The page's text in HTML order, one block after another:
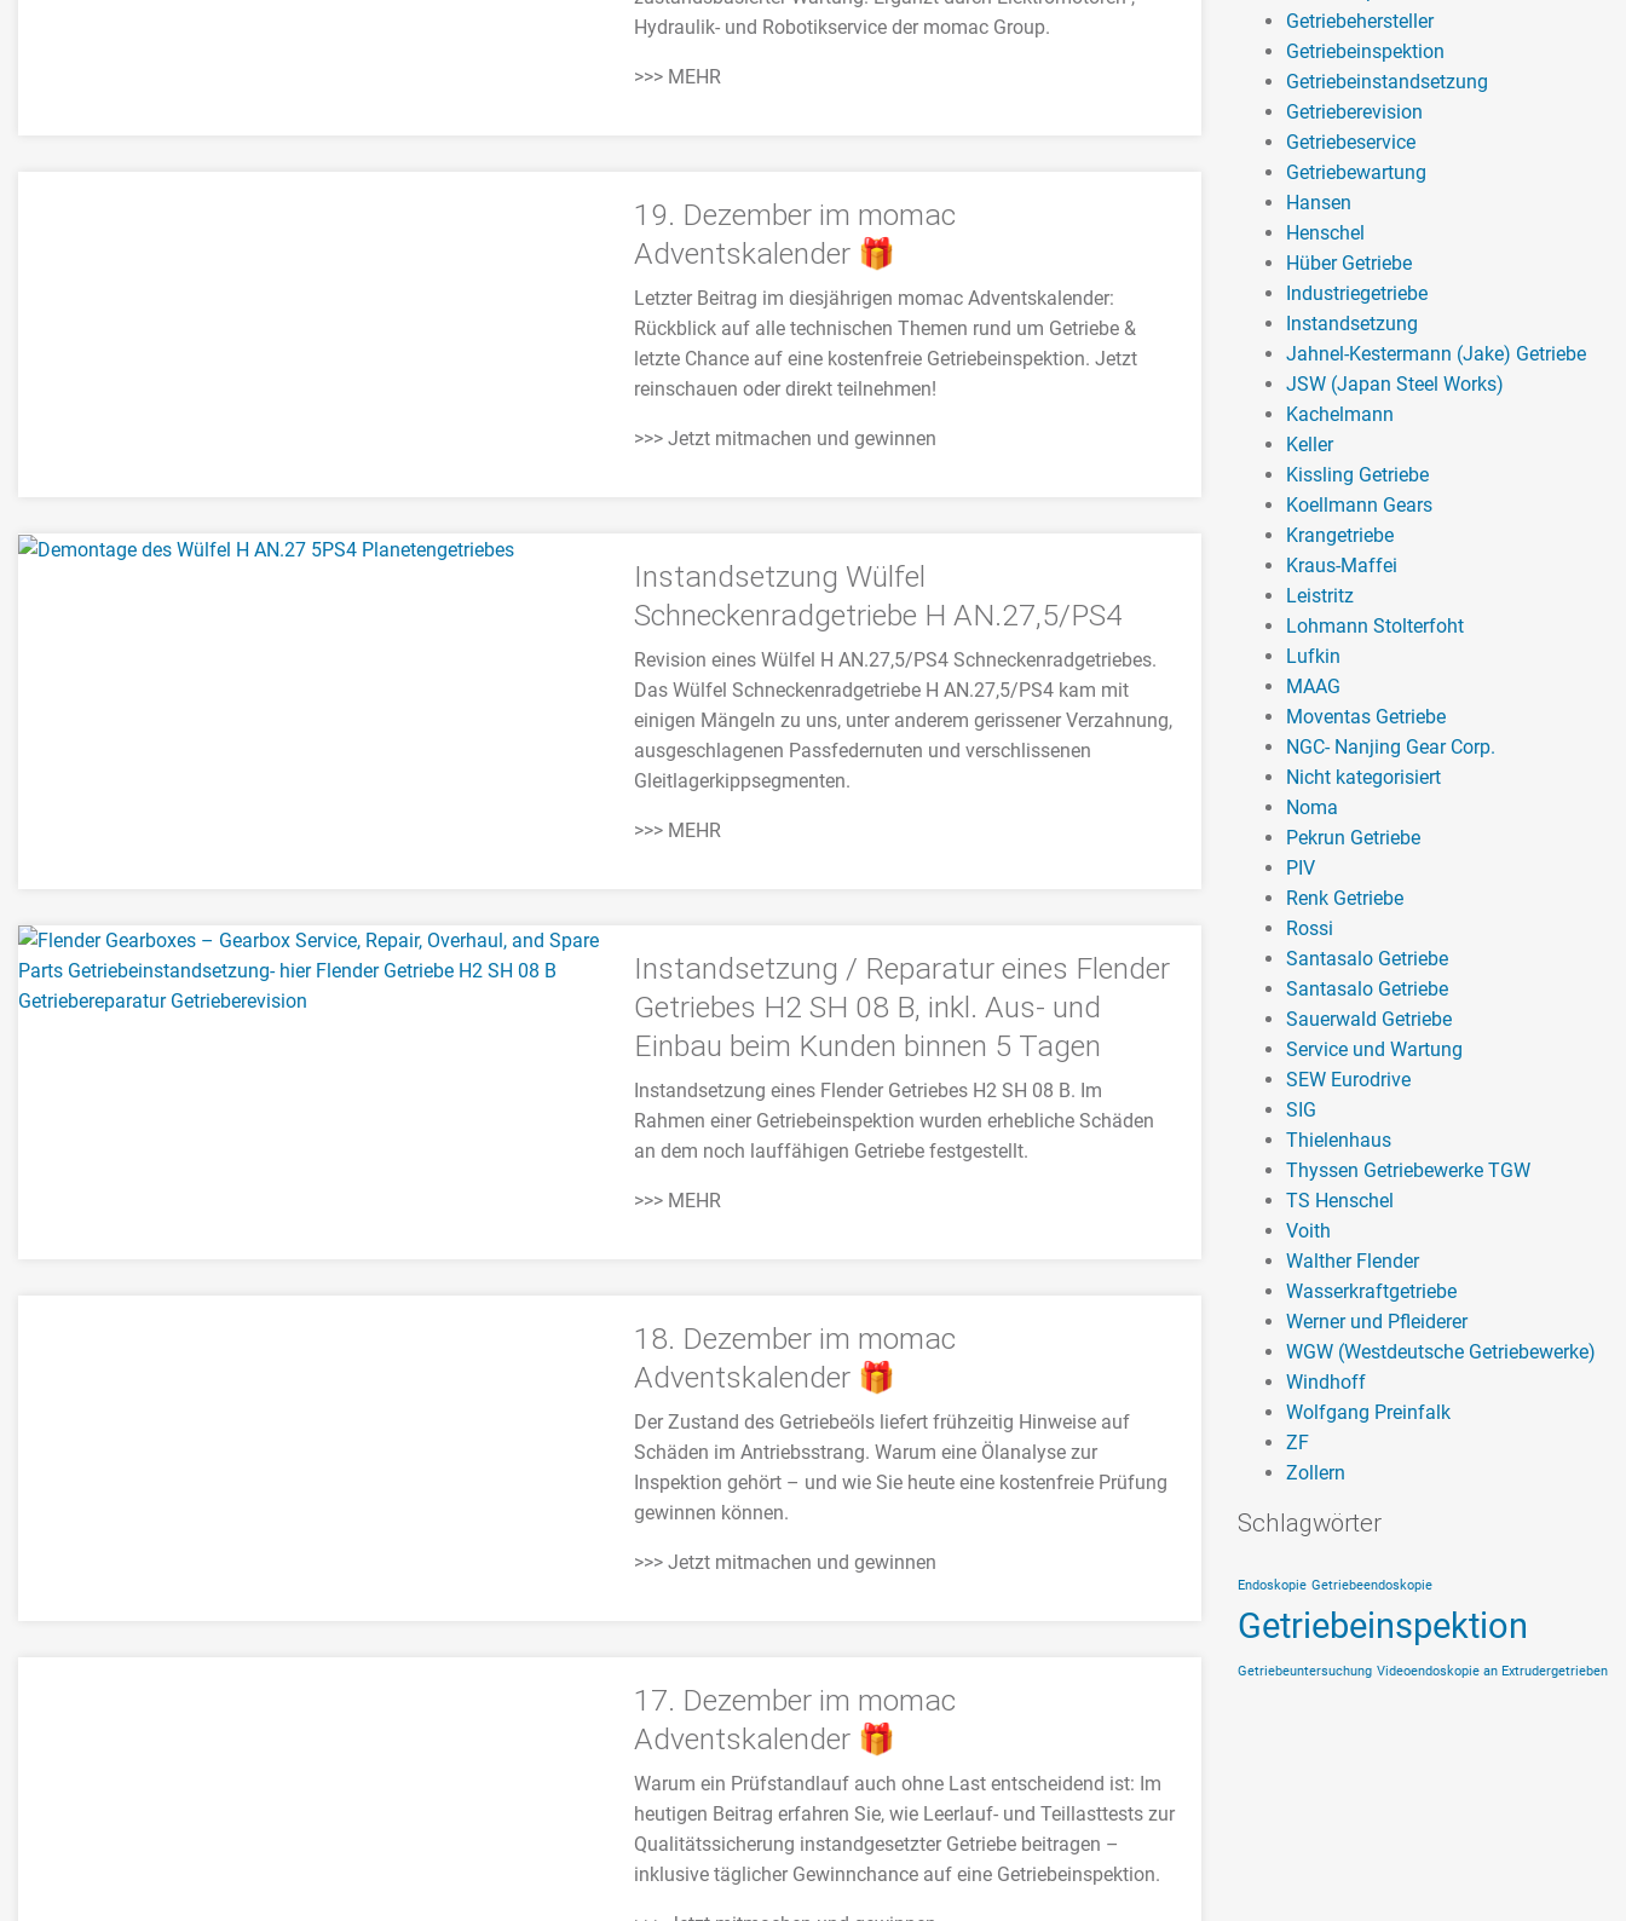
Hydraulik- und Robotikservice der momac Group.
>>> MEHR
19. Dezember im momac
Adventskalender 🎁
Letzter Beitrag im diesjährigen momac Adventskalender:
Rückblick auf alle technischen Themen rund um Getriebe &
letzte Chance auf eine kostenfreie Getriebeinspektion. Jetzt
reinschauen oder direkt teilnehmen!
>>> Jetzt mitmachen und gewinnen
Instandsetzung Wülfel
Schneckenradgetriebe H AN.27,5/PS4
Revision eines Wülfel H AN.27,5/PS4 Schneckenradgetriebes.
Das Wülfel Schneckenradgetriebe H AN.27,5/PS4 kam mit
einigen Mängeln zu uns, unter anderem gerissener Verzahnung,
ausgeschlagenen Passfedernuten und verschlissenen
Gleitlagerkippsegmenten.
>>> MEHR
Instandsetzung / Reparatur eines Flender
Getriebes H2 SH 08 B, inkl. Aus- und
Einbau beim Kunden binnen 5 Tagen
Instandsetzung eines Flender Getriebes H2 SH 08 B. Im
Rahmen einer Getriebeinspektion wurden erhebliche Schäden
an dem noch lauffähigen Getriebe festgestellt.
>>> MEHR
18. Dezember im momac
Adventskalender 🎁
Der Zustand des Getriebeöls liefert frühzeitig Hinweise auf
Schäden im Antriebsstrang. Warum eine Ölanalyse zur
Inspektion gehört – und wie Sie heute eine kostenfreie Prüfung
gewinnen können.
>>> Jetzt mitmachen und gewinnen
17. Dezember im momac
Adventskalender 🎁
Warum ein Prüfstandlauf auch ohne Last entscheidend ist: Im
heutigen Beitrag erfahren Sie, wie Leerlauf- und Teillasttests zur
Qualitätssicherung instandgesetzter Getriebe beitragen –
inklusive täglicher Gewinnchance auf eine Getriebeinspektion.
Getriebehersteller
Getriebeinspektion
Getriebeinstandsetzung
Getrieberevision
Getriebeservice
Getriebewartung
Hansen
Henschel
Hüber Getriebe
Industriegetriebe
Instandsetzung
Jahnel-Kestermann (Jake) Getriebe
JSW (Japan Steel Works)
Kachelmann
Keller
Kissling Getriebe
Koellmann Gears
Krangetriebe
Kraus-Maffei
Leistritz
Lohmann Stolterfoht
Lufkin
MAAG
Moventas Getriebe
NGC- Nanjing Gear Corp.
Nicht kategorisiert
Noma
Pekrun Getriebe
PIV
Renk Getriebe
Rossi
Santasalo Getriebe
Santasalo Getriebe
Sauerwald Getriebe
Service und Wartung
SEW Eurodrive
SIG
Thielenhaus
Thyssen Getriebewerke TGW
TS Henschel
Voith
Walther Flender
Wasserkraftgetriebe
Werner und Pfleiderer
WGW (Westdeutsche Getriebewerke)
Windhoff
Wolfgang Preinfalk
ZF
Zollern
Schlagwörter
Endoskopie Getriebeendoskopie
Getriebeinspektion
Getriebeuntersuchung Videoendoskopie an Extrudergetrieben